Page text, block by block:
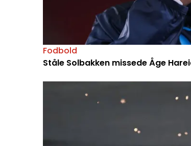
Fodbold
Ståle Solbakken missede Åge